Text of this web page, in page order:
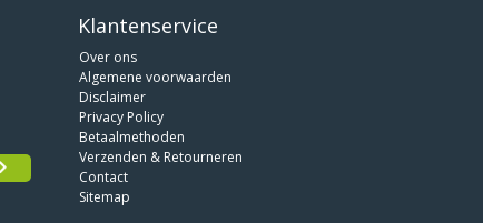
Klantenservice
Over ons
Algemene voorwaarden
Disclaimer
Privacy Policy
Betaalmethoden
Verzenden & Retourneren
Contact
Sitemap